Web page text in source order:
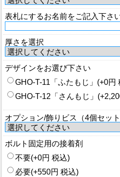
表札にするお名前をご記入下さ
厚さを選択
デザインをお選び下さい
GHO-T-11「ふたもじ」(+0円
GHO-T-12「さんもじ」
オプション/飾りビス（4個セット
ボルト固定用の接着剤
不要(+0円 税込)
必要(+550円 税込)